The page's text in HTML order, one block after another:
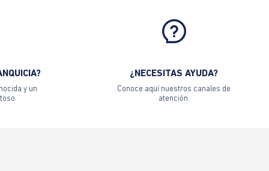
y un
¿NECESITAS AYUDA?
Conoce aquí nuestros canales de
atención.